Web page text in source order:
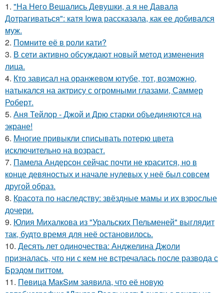
1. "На Него Вешались Девушки, а я не Давала
Дотрагиваться": катя Iowa рассказала, как ее добивался
муж.
2. Помните её в роли кати?
3. В сети активно обсуждают новый метод изменения
лица.
4. Кто зависал на оранжевом ютубе, тот, возможно,
натыкался на актрису с огромными глазами, Саммер
Роберт.
5. Аня Тейлор - Джой и Дрю старки объединяются на
экране!
6. Многие привыкли списывать потерю цвета
исключительно на возраст.
7. Памела Андерсон сейчас почти не красится, но в
конце девяностых и начале нулевых у неё был совсем
другой образ.
8. Красота по наследству: звёздные мамы и их взрослые
дочери.
9. Юлия Михалкова из "Уральских Пельменей" выглядит
так, будто время для неё остановилось.
10. Десять лет одиночества: Анджелина Джоли
призналась, что ни с кем не встречалась после развода с
Брэдом питтом.
11. Пeвица MакSим заявила, что её новую